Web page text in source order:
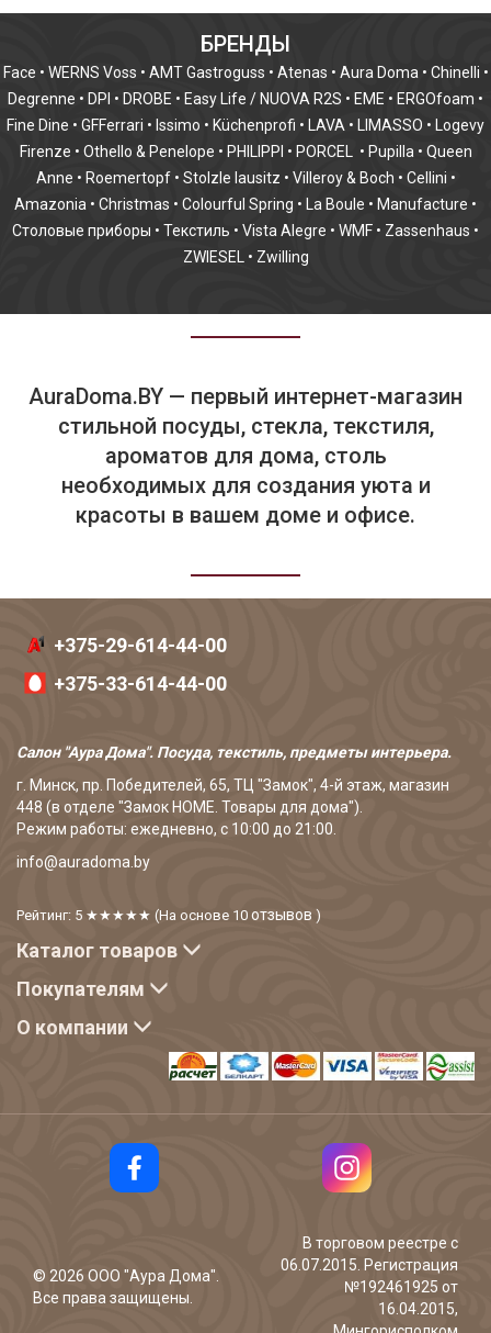
БРЕНДЫ
Face • WERNS Voss • AMT Gastroguss • Atenas • Aura Doma • Chinelli •
Degrenne • DPI • DROBE • Easy Life / NUOVA R2S • EME • ERGOfoam •
Fine Dine • GFFerrari • Issimo • Küchenprofi • LAVA • LIMASSO • Logevy
Firenze • Othello & Penelope • PHILIPPI • PORCEL • Pupilla • Queen
Anne • Roemertopf • Stolzle lausitz • Villeroy & Boch • Cellini •
Amazonia • Christmas • Colourful Spring • La Boule • Manufacture •
Столовые приборы • Текстиль • Vista Alegre • WMF • Zassenhaus •
ZWIESEL
• Zwilling
AuraDoma.BY — первый интернет-магазин
стильной посуды, стекла, текстиля,
ароматов для дома, столь
необходимых для создания уюта и
красоты в вашем доме и офисе.
+375-29-614-44-00
+375-33-614-44-00
Салон "Аура Дома". Посуда, текстиль, предметы интерьера.
г. Минск, пр. Победителей, 65, ТЦ "Замок", 4-й этаж, магазин
448 (в отделе "Замок HOME. Товары для дома").
Режим работы: ежедневно, с 10:00 до 21:00.
info@auradoma.by
Рейтинг: 5 ★★★★★ (На основе 10 отзывов )
Каталог товаров
Покупателям
О компании
© 2026 ООО "Аура Дома".
Все права защищены.
В торговом реестре с
06.07.2015. Регистрация
№192461925 от
16.04.2015,